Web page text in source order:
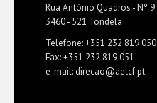
Rua António Quadros - Nº 9
3460 - 521 Tondela
Telefone: +351 232 819 050
Fax: +351 232 819 051
e-mail: direcao@aetcf.pt